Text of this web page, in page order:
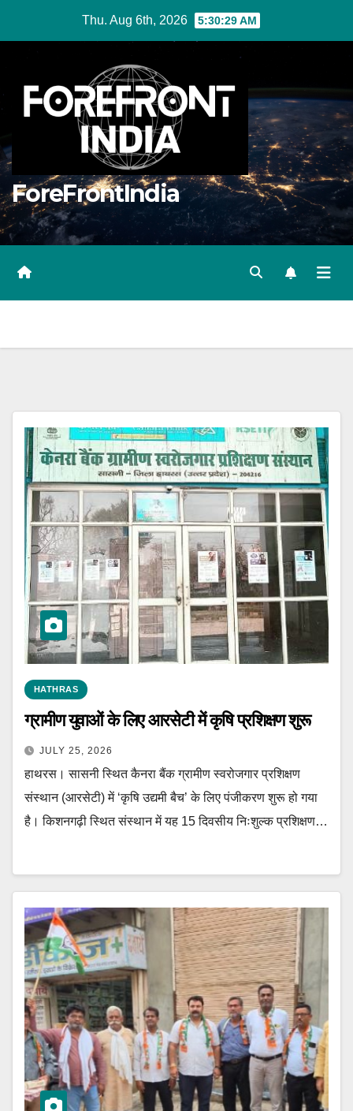
Thu. Aug 6th, 2026 5:30:30 AM
ForeFrontIndia
HATHRAS
ग्रामीण युवाओं के लिए आरसेटी में कृषि प्रशिक्षण शुरू
JULY 25, 2026
हाथरस। सासनी स्थित कैनरा बैंक ग्रामीण स्वरोजगार प्रशिक्षण
संस्थान (आरसेटी) में ‘कृषि उद्यमी बैच’ के लिए पंजीकरण शुरू हो गया
है। किशनगढ़ी स्थित संस्थान में यह 15 दिवसीय निःशुल्क प्रशिक्षण…